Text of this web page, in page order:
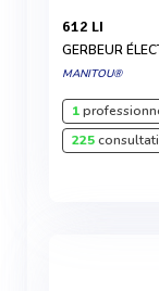
612 LI
GERBEUR
MANITOU®
1
225